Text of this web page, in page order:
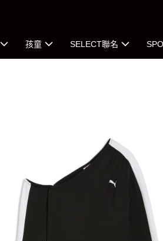
孩童 SELECT聯名